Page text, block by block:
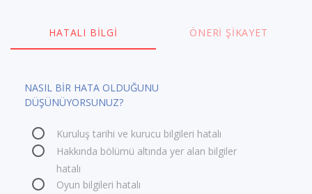
HATALI BILGI ÖNERI ŞIKAYET
NASIL BİR HATA OLDUĞUNU
DÜŞÜNÜYORSUNUZ?
Kuruluş tarihi ve kurucu bilgileri hatalı
Hakkında bölümü altında yer alan bilgiler
hatalı
Oyun bilgileri hatalı